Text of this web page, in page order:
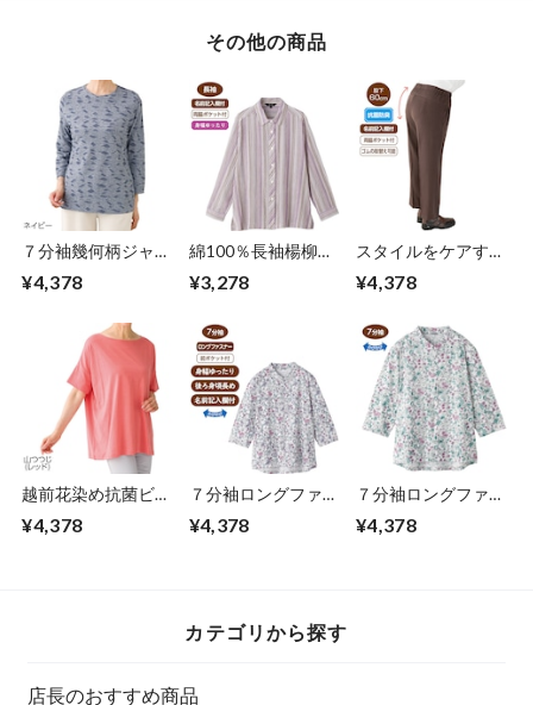
その他の商品
７分袖幾何柄ジャガ
人）
¥4,378
綿100％長袖楊柳ブ
¥3,278
スタイルをケアする
婦人）
¥4,378
越前花染め抗菌ビッ
¥4,378
７分袖ロングファス
人）LLサイズのみ
¥4,378
７分袖ロングファス
人）
¥4,378
カテゴリから探す
店長のおすすめ商品